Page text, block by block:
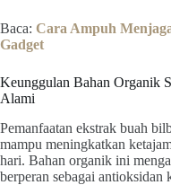
Baca: Cara Ampuh
Gadget
Keunggulan Bahan Organik
Alami
Pemanfaatan ekstrak buah
mampu meningkatkan
hari. Bahan organik ini
berperan sebagai